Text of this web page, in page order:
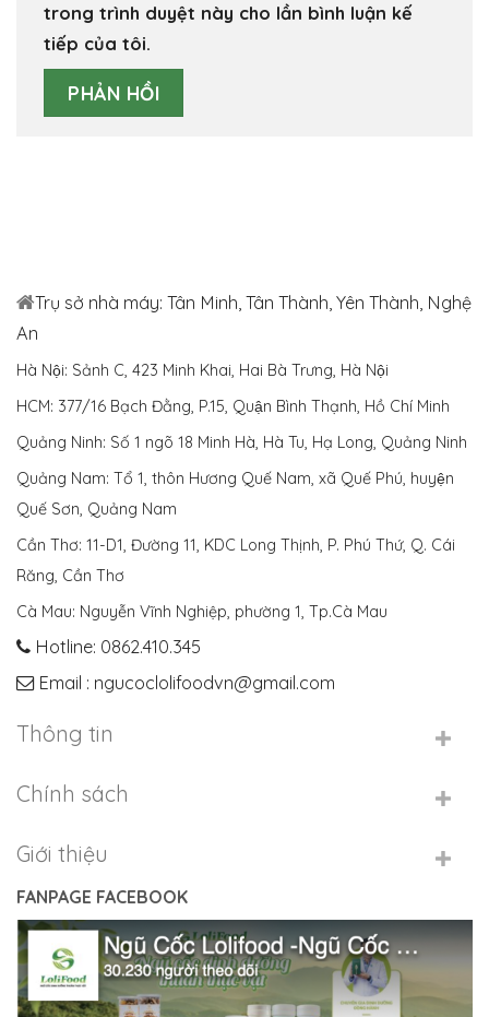
trong trình duyệt này cho lần bình luận kế
tiếp của tôi.
Trụ sở nhà máy: Tân Minh, Tân Thành, Yên Thành, Nghệ
An
Hà Nội: Sảnh C, 423 Minh Khai, Hai Bà Trưng, Hà Nội
HCM: 377/16 Bạch Đằng, P.15, Quận Bình Thạnh, Hồ Chí Minh
Quảng Ninh: Số 1 ngõ 18 Minh Hà, Hà Tu, Hạ Long, Quảng Ninh
Quảng Nam: Tổ 1, thôn Hương Quế Nam, xã Quế Phú, huyện
Quế Sơn, Quảng Nam
Cần Thơ: 11-D1, Đường 11, KDC Long Thịnh, P. Phú Thứ, Q. Cái
Răng, Cần Thơ
Cà Mau: Nguyễn Vĩnh Nghiệp, phường 1, Tp.Cà Mau
Hotline: 0862.410.345
Email : ngucoclolifoodvn@gmail.com
Thông tin
Chính sách
Giới thiệu
FANPAGE FACEBOOK